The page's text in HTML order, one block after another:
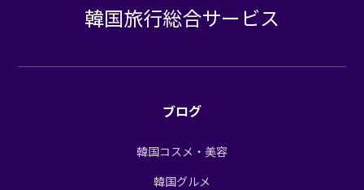
韓国旅行総合サービス
ブログ
韓国コスメ・美容
韓国グルメ